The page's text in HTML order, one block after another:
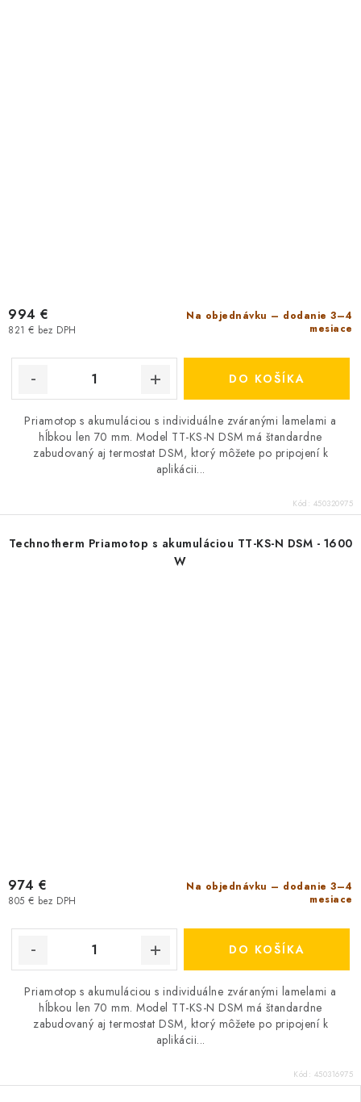
Na objednávku – dodanie 3–4
mesiace
821 € bez DPH
994 €
DO KOŠÍKA
Priamotop s akumuláciou s individuálne zváranými lamelami a
hĺbkou len 70 mm. Model TT-KS-N DSM má štandardne
zabudovaný aj termostat DSM, ktorý môžete po pripojení k
aplikácii...
Kód: 450320975
Technotherm Priamotop s akumuláciou TT-KS-N DSM - 1600
W
Na objednávku – dodanie 3–4
mesiace
805 € bez DPH
974 €
DO KOŠÍKA
Priamotop s akumuláciou s individuálne zváranými lamelami a
hĺbkou len 70 mm. Model TT-KS-N DSM má štandardne
zabudovaný aj termostat DSM, ktorý môžete po pripojení k
aplikácii...
Kód: 450316975